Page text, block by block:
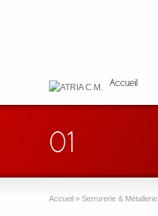
Accueil » Serrurerie & Métallerie